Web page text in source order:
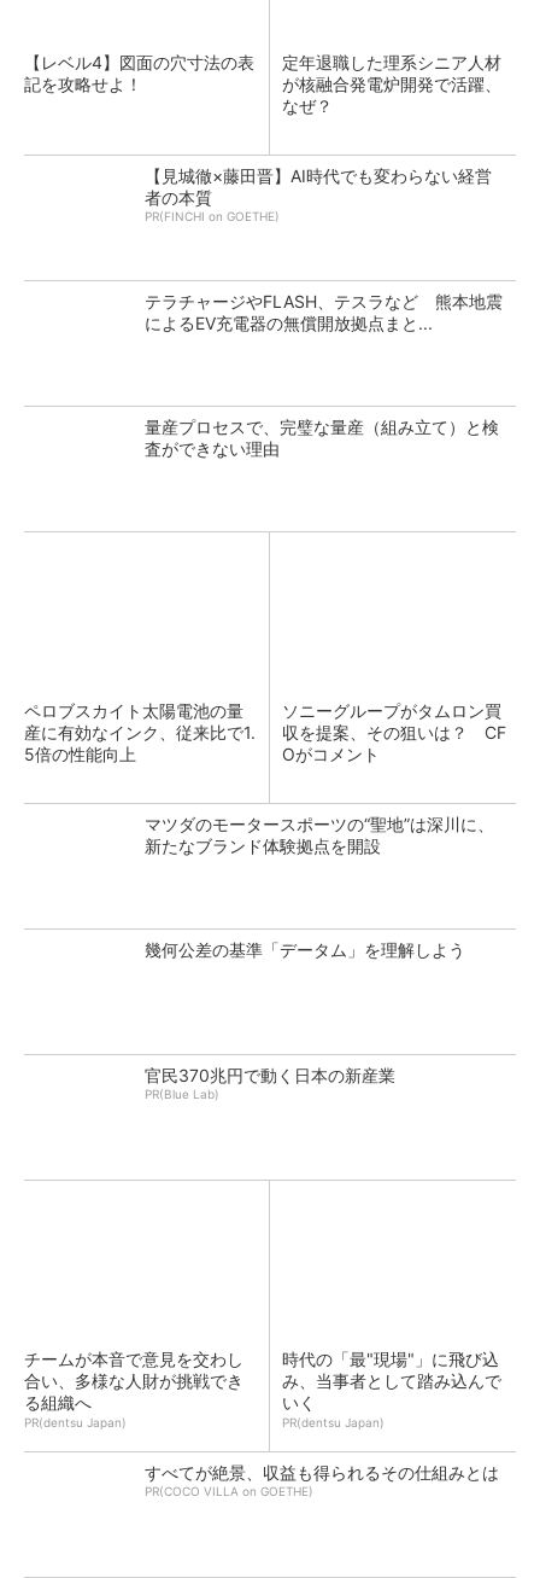
【レベル4】図面の穴寸法の表
記を攻略せよ！
定年退職した理系シニア人材
が核融合発電炉開発で活躍、
なぜ？
【見城徹×藤田晋】AI時代でも変わらない経営
者の本質
PR(FINCHI on GOETHE)
テラチャージやFLASH、テスラなど 熊本地震
によるEV充電器の無償開放拠点まと...
量産プロセスで、完璧な量産（組み立て）と検
査ができない理由
ペロブスカイト太陽電池の量
産に有効なインク、従来比で1.
5倍の性能向上
ソニーグループがタムロン買
収を提案、その狙いは？ CF
Oがコメント
マツダのモータースポーツの“聖地”は深川に、
新たなブランド体験拠点を開設
幾何公差の基準「データム」を理解しよう
官民370兆円で動く日本の新産業
PR(Blue Lab)
チームが本音で意見を交わし
合い、多様な人財が挑戦でき
る組織へ
PR(dentsu Japan)
時代の「最"現場"」に飛び込
み、当事者として踏み込んで
いく
PR(dentsu Japan)
すべてが絶景、収益も得られるその仕組みとは
PR(COCO VILLA on GOETHE)